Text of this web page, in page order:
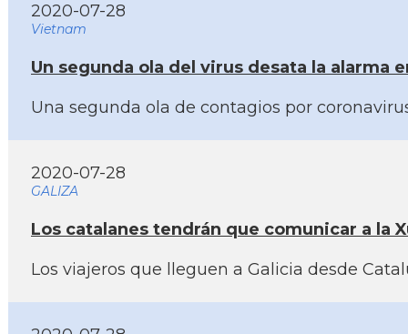
2020-07-28
Vietnam
Un segunda ola del virus desata la alarma
Una segunda ola de contagios por
2020-07-28
GALIZA
Los catalanes tendrán que comunicar a la
Los viajeros que lleguen a Galicia desde